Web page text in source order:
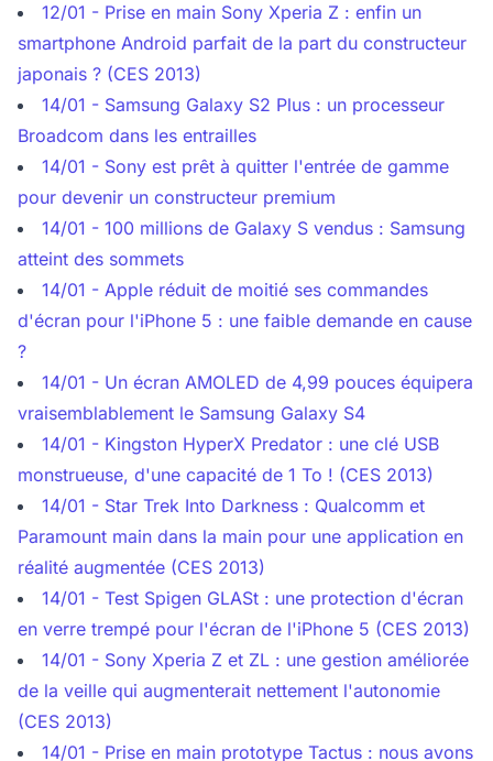
12/01 - Prise en main Sony Xperia Z : enfin un
smartphone Android parfait de la part du constructeur
japonais ? (CES 2013)
14/01 - Samsung Galaxy S2 Plus : un processeur
Broadcom dans les entrailles
14/01 - Sony est prêt à quitter l'entrée de gamme
pour devenir un constructeur premium
14/01 - 100 millions de Galaxy S vendus : Samsung
atteint des sommets
14/01 - Apple réduit de moitié ses commandes
d'écran pour l'iPhone 5 : une faible demande en cause
?
14/01 - Un écran AMOLED de 4,99 pouces équipera
vraisemblablement le Samsung Galaxy S4
14/01 - Kingston HyperX Predator : une clé USB
monstrueuse, d'une capacité de 1 To ! (CES 2013)
14/01 - Star Trek Into Darkness : Qualcomm et
Paramount main dans la main pour une application en
réalité augmentée (CES 2013)
14/01 - Test Spigen GLASt : une protection d'écran
en verre trempé pour l'écran de l'iPhone 5 (CES 2013)
14/01 - Sony Xperia Z et ZL : une gestion améliorée
de la veille qui augmenterait nettement l'autonomie
(CES 2013)
14/01 - Prise en main prototype Tactus : nous avons